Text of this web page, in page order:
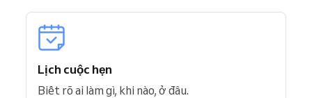
Lịch cuộc hẹn
Biết rõ ai làm gì, khi nào, ở đâu.